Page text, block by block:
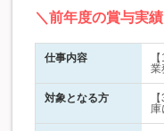
＼前年度の賞与実
仕事内容
業
対象となる方
庫